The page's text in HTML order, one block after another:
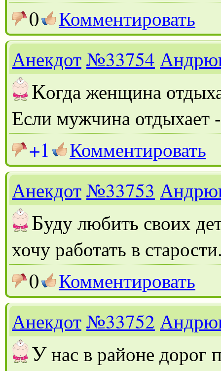
0
Комментировать
Анекдот№33754
Когда женщина
Если мужчина отдыхает
+1
Комментировать
Анекдот№33753
Буду любить своих
хочу работать в
0
Комментировать
Анекдот№33752
Унас в районе дорог